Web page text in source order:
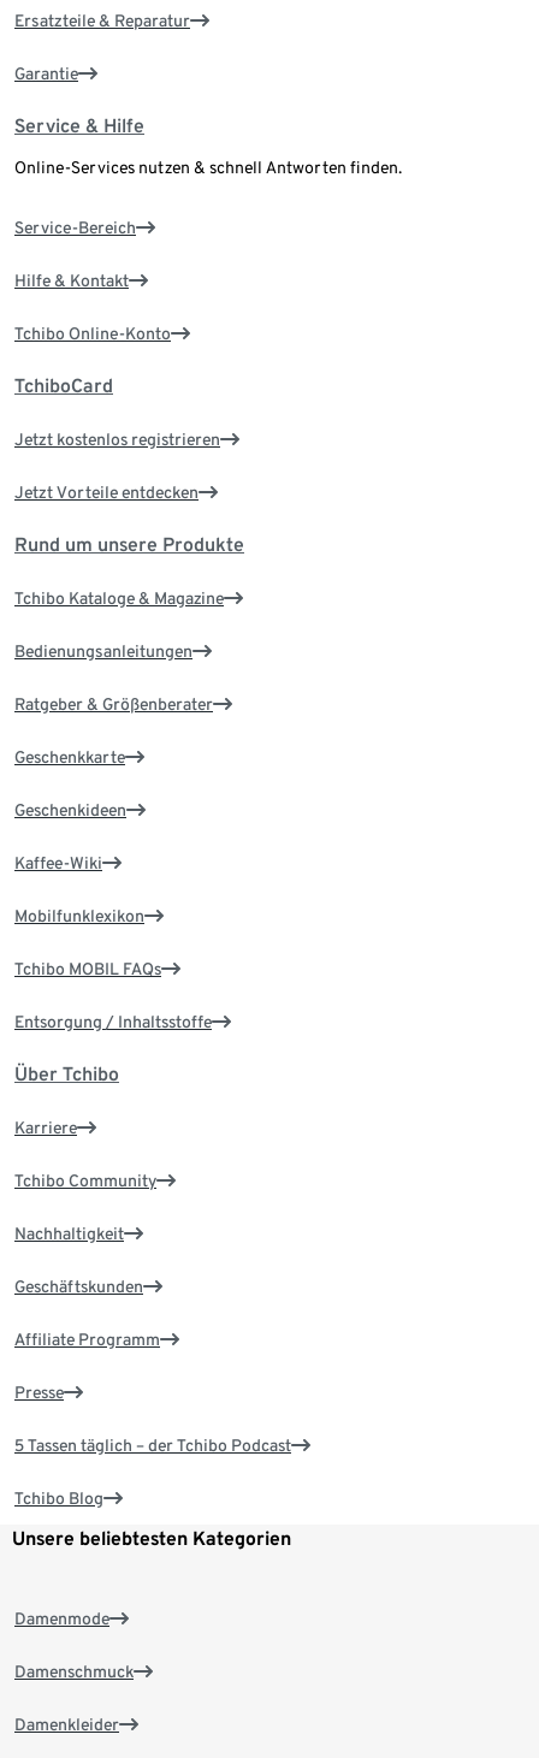
Ersatzteile & Reparatur
Garantie
Service & Hilfe
Online-Services nutzen & schnell Antworten finden.
Service-Bereich
Hilfe & Kontakt
Tchibo Online-Konto
TchiboCard
Jetzt kostenlos registrieren
Jetzt Vorteile entdecken
Rund um unsere Produkte
Tchibo Kataloge & Magazine
Bedienungsanleitungen
Ratgeber & Größenberater
Geschenkkarte
Geschenkideen
Kaffee-Wiki
Mobilfunklexikon
Tchibo MOBIL FAQs
Entsorgung / Inhaltsstoffe
Über Tchibo
Karriere
Tchibo Community
Nachhaltigkeit
Geschäftskunden
Affiliate Programm
Presse
5 Tassen täglich – der Tchibo Podcast
Tchibo Blog
Unsere beliebtesten Kategorien
Damenmode
Damenschmuck
Damenkleider